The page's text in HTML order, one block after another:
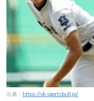
出典： https://vk.sportsbull.jp/